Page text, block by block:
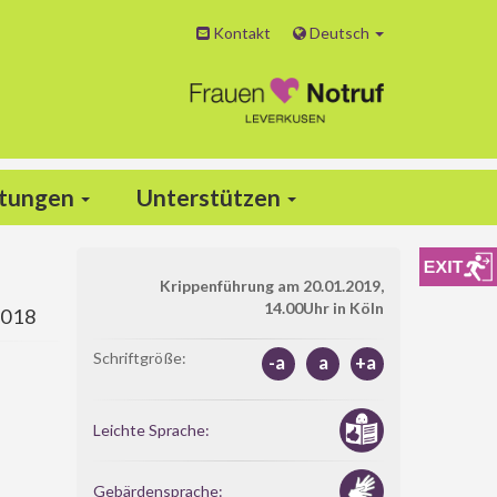
Deutsch
Kontakt
Unterstützen
Krippenführung am 20.01.2019,
14.00Uhr in Köln
Schriftgröße: +a
a
-a
Leichte Sprache:
Gebärdensprache: